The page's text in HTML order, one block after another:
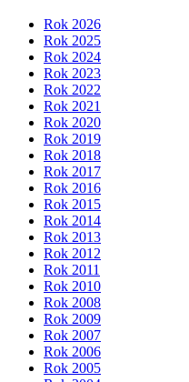
Rok 2026
Rok 2025
Rok 2024
Rok 2023
Rok 2022
Rok 2021
Rok 2020
Rok 2019
Rok 2018
Rok 2017
Rok 2016
Rok 2015
Rok 2014
Rok 2013
Rok 2012
Rok 2011
Rok 2010
Rok 2008
Rok 2009
Rok 2007
Rok 2006
Rok 2005